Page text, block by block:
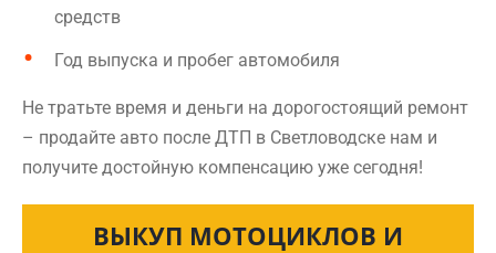
средств
Год выпуска и пробег автомобиля
Не тратьте время и деньги на дорогостоящий ремонт
– продайте авто после ДТП в Светловодске нам и
получите достойную компенсацию уже сегодня!
ВЫКУП МОТОЦИКЛОВ И